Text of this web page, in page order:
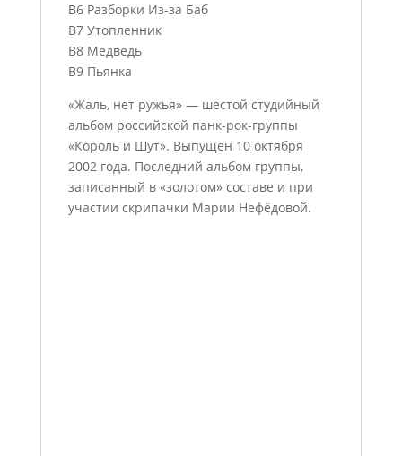
B6 Разборки Из-за Баб
B7 Утопленник
B8 Медведь
B9 Пьянка
«Жаль, нет ружья» — шестой студийный
альбом российской панк-рок-группы
«Король и Шут». Выпущен 10 октября
2002 года. Последний альбом группы,
записанный в «золотом» составе и при
участии скрипачки Марии Нефёдовой.